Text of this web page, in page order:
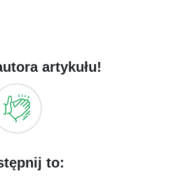
artykułu!
to: